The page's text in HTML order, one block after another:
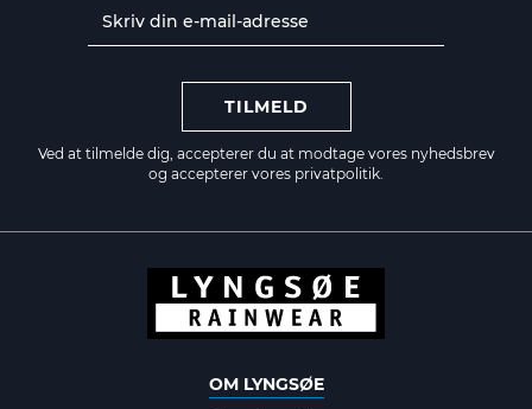
TILMELD
Ved at tilmelde dig, accepterer du at modtage vores nyhedsbrev
og accepterer vores privatpolitik.
OM LYNGSØE